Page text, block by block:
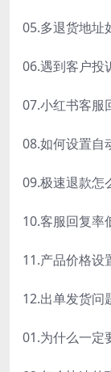
05.多退货地址
06.遇到客户投
07.小红书客服
08.如何设置自
09.极速退款怎
10.客服回复率
11.产品价格设
12.出单发货问
01.为什么一定